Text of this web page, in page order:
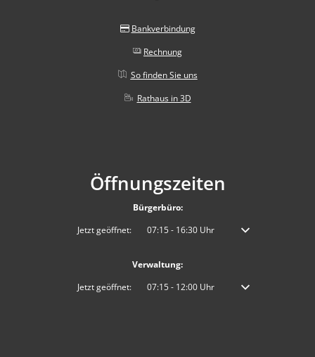
Bankverbindung
Rechnung
So finden Sie uns
Rathaus in 3D
Öffnungszeiten
Bürgerbüro:
Klicken, um weitere Öffnungs- oder Schließzeiten auszublenden
Jetzt geöffnet: 07:15- 16:30Uhr Von 07:15 bis 16:30
Verwaltung:
Klicken, um weitere Öffnungs- oder Schließzeiten auszublenden
Jetzt geöffnet: 07:15- 12:00Uhr Von 07:15 bis 12:00